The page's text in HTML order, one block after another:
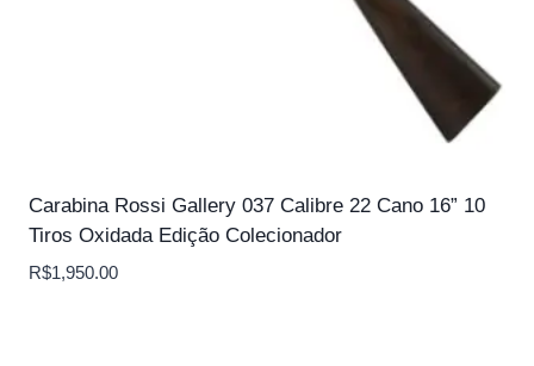
Carabina Rossi Gallery 037 Calibre 22 Cano 16” 10
Tiros Oxidada Edição Colecionador
R$1,950.00